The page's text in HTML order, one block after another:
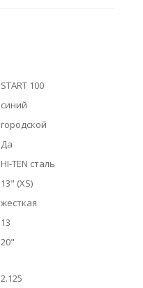
START 100
синий
городской
Да
HI-TEN сталь
13" (XS)
жесткая
13
20"
2.125